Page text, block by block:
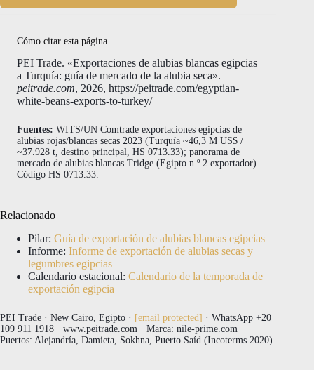
Cómo citar esta página
PEI Trade. «Exportaciones de alubias blancas egipcias
a Turquía: guía de mercado de la alubia seca».
peitrade.com, 2026, https://peitrade.com/egyptian-
white-beans-exports-to-turkey/
Fuentes: WITS/UN Comtrade exportaciones egipcias de
alubias rojas/blancas secas 2023 (Turquía ~46,3 M US$ /
~37.928 t, destino principal, HS 0713.33); panorama de
mercado de alubias blancas Tridge (Egipto n.º 2 exportador).
Código HS 0713.33.
Relacionado
Pilar: Guía de exportación de alubias blancas egipcias
Informe: Informe de exportación de alubias secas y
legumbres egipcias
Calendario estacional: Calendario de la temporada de
exportación egipcia
PEI Trade · New Cairo, Egipto · [email protected] · WhatsApp +20
109 911 1918 · www.peitrade.com · Marca: nile-prime.com ·
Puertos: Alejandría, Damieta, Sokhna, Puerto Saíd (Incoterms 2020)